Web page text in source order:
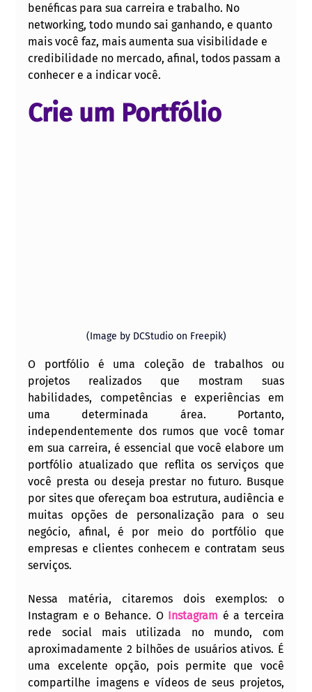
benéficas para sua carreira e trabalho. No
networking, todo mundo sai ganhando, e quanto
mais você faz, mais aumenta sua visibilidade e
credibilidade no mercado, afinal, todos passam a
conhecer e a indicar você.
Crie um Portfólio
(Image by DCStudio on Freepik)
O portfólio é uma coleção de trabalhos ou
projetos realizados que mostram suas
habilidades, competências e experiências em
uma determinada área. Portanto,
independentemente dos rumos que você tomar
em sua carreira, é essencial que você elabore um
portfólio atualizado que reflita os serviços que
você presta ou deseja prestar no futuro. Busque
por sites que ofereçam boa estrutura, audiência e
muitas opções de personalização para o seu
negócio, afinal, é por meio do portfólio que
empresas e clientes conhecem e contratam seus
serviços.
Nessa matéria, citaremos dois exemplos: o
Instagram e o Behance. O Instagram é a terceira
rede social mais utilizada no mundo, com
aproximadamente 2 bilhões de usuários ativos. É
uma excelente opção, pois permite que você
compartilhe imagens e vídeos de seus projetos,